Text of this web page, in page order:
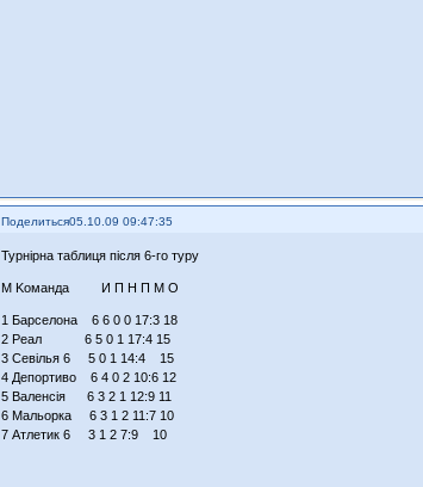
Поделиться05.10.09 09:47:35
Турнірна таблиця після 6-го туру
М Kоманда И П Н П М О
1 Барселона 6 6 0 0 17:3 18
2 Реал 6 5 0 1 17:4 15
3 Севілья 6 5 0 1 14:4 15
4 Депортиво 6 4 0 2 10:6 12
5 Валенсія 6 3 2 1 12:9 11
6 Мальорка 6 3 1 2 11:7 10
7 Атлетик 6 3 1 2 7:9 10